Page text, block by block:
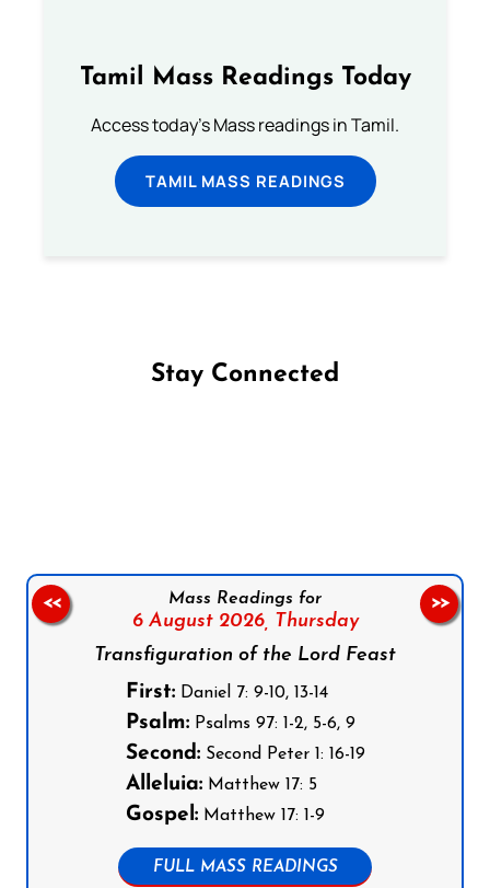
Tamil Mass Readings Today
Access today's Mass readings in Tamil.
TAMIL MASS READINGS
Stay Connected
Mass Readings for
6 August 2026, Thursday
Transfiguration of the Lord Feast
First:Daniel 7: 9-10, 13-14
Psalm:Psalms 97: 1-2, 5-6, 9
Second:Second Peter 1: 16-19
Alleluia:Matthew 17: 5
Gospel:Matthew 17: 1-9
FULL MASS READINGS
<< >>